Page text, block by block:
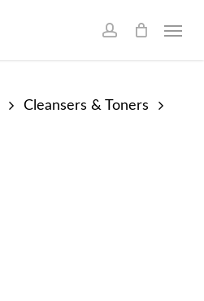
account
Cleansers & Toners